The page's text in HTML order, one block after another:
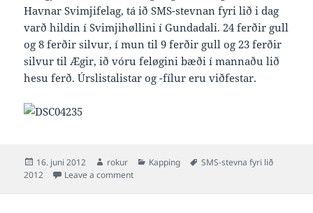
Havnar Svimjifelag, tá ið SMS-stevnan fyri lið i dag
varð hildin í Svimjihøllini í Gundadali. 24 ferðir gull
og 8 ferðir silvur, í mun til 9 ferðir gull og 23 ferðir
silvur til Ægir, ið vóru feløgini bæði í mannaðu lið
hesu ferð. Úrslistalistar og -fílur eru viðfestar.
Posted
on
16. juni 2012 Author
rokur Categories
Kapping Tags
SMS-stevna fyri lið
2012
Leave a commenton HS vann SMS-stevnuna fyri lið